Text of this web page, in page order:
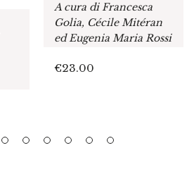
A cura di Francesca
Golia, Cécile Mitéran
ed Eugenia Maria Rossi
€23.00